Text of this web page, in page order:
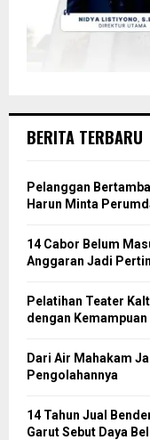
BERITA TERBARU
Pelanggan
Harun Minta
14 Cabor Belum
Anggaran Jadi
Pelatihan Teater
dengan
Dari Air Mahakam
Pengolahannya
14 Tahun Jual
Garut Sebut Daya